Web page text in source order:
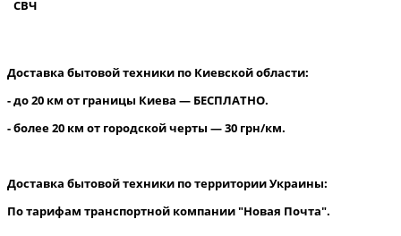
СВЧ
Доставка бытовой техники по Киевской области:
- до 20 км от границы Киева — БЕСПЛАТНО.
- более 20 км от городской черты — 30 грн/км.
Доставка бытовой техники по территории Украины:
По тарифам транспортной компании "Новая Почта".